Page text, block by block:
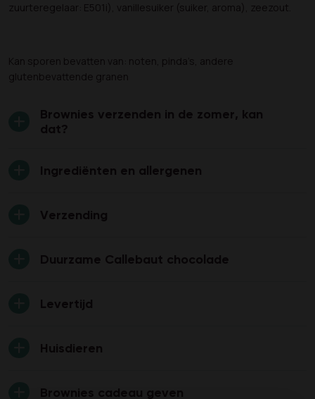
zuurteregelaar: E501i), vanillesuiker (suiker, aroma), zeezout.
Kan sporen bevatten van: noten, pinda’s, andere
glutenbevattende granen
Brownies verzenden in de zomer, kan
dat?
Ingrediënten en allergenen
Verzending
Duurzame Callebaut chocolade
Levertijd
Huisdieren
Brownies cadeau geven